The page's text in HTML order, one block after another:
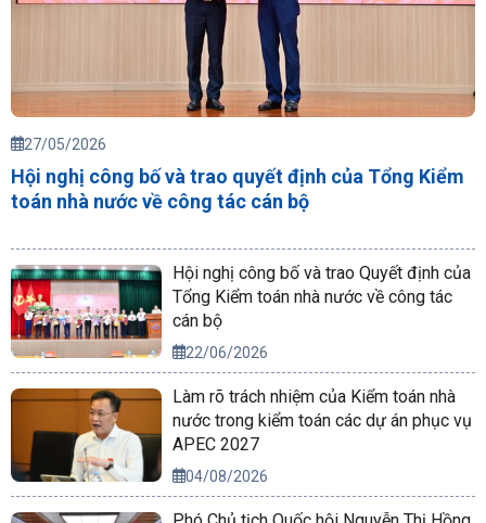
27/05/2026
Hội nghị công bố và trao quyết định của Tổng Kiểm
toán nhà nước về công tác cán bộ
Hội nghị công bố và trao Quyết định của
Tổng Kiểm toán nhà nước về công tác
cán bộ
22/06/2026
Làm rõ trách nhiệm của Kiểm toán nhà
nước trong kiểm toán các dự án phục vụ
APEC 2027
04/08/2026